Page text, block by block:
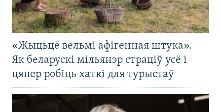
«Жыцьцё вельмі афігенная штука».
Як беларускі мільянэр страціў усё і
цяпер робіць хаткі для турыстаў